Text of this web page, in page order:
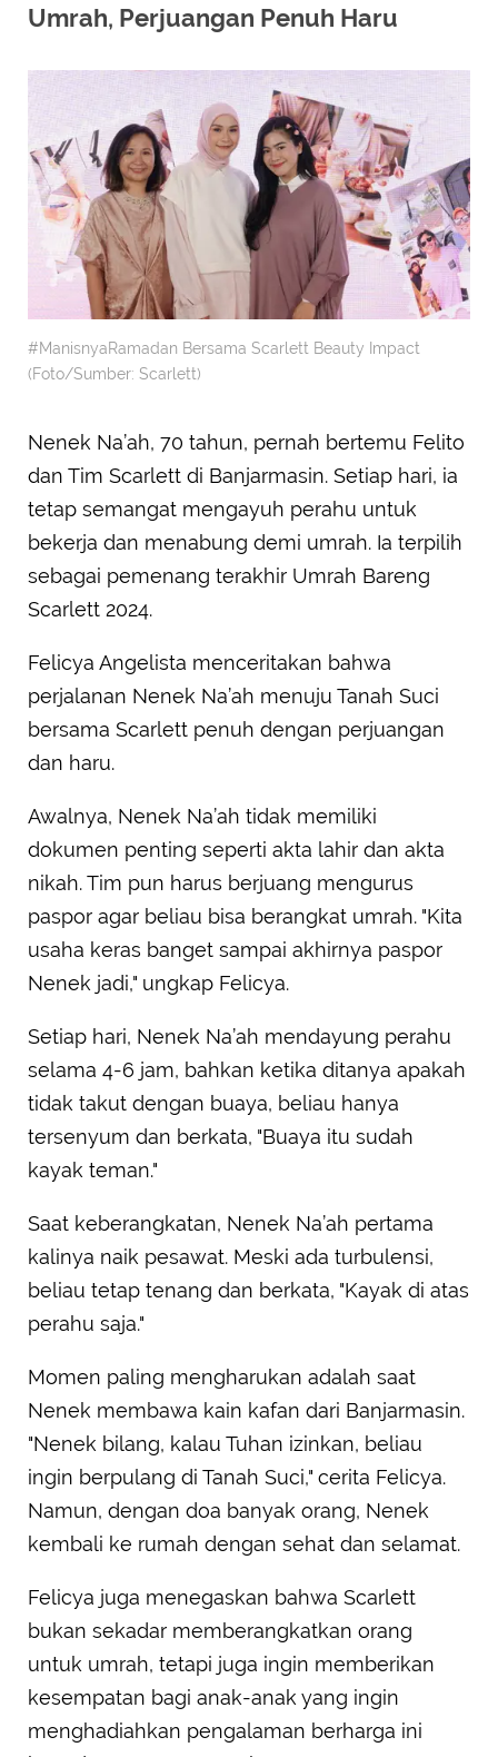
Umrah, Perjuangan Penuh Haru
#ManisnyaRamadan Bersama Scarlett Beauty Impact
(Foto/Sumber: Scarlett)
Nenek Na’ah, 70 tahun, pernah bertemu Felito
dan Tim Scarlett di Banjarmasin. Setiap hari, ia
tetap semangat mengayuh perahu untuk
bekerja dan menabung demi umrah. Ia terpilih
sebagai pemenang terakhir Umrah Bareng
Scarlett 2024.
Felicya Angelista menceritakan bahwa
perjalanan Nenek Na’ah menuju Tanah Suci
bersama Scarlett penuh dengan perjuangan
dan haru.
Awalnya, Nenek Na’ah tidak memiliki
dokumen penting seperti akta lahir dan akta
nikah. Tim pun harus berjuang mengurus
paspor agar beliau bisa berangkat umrah. "Kita
usaha keras banget sampai akhirnya paspor
Nenek jadi," ungkap Felicya.
Setiap hari, Nenek Na’ah mendayung perahu
selama 4-6 jam, bahkan ketika ditanya apakah
tidak takut dengan buaya, beliau hanya
tersenyum dan berkata, "Buaya itu sudah
kayak teman."
Saat keberangkatan, Nenek Na’ah pertama
kalinya naik pesawat. Meski ada turbulensi,
beliau tetap tenang dan berkata, "Kayak di atas
perahu saja."
Momen paling mengharukan adalah saat
Nenek membawa kain kafan dari Banjarmasin.
"Nenek bilang, kalau Tuhan izinkan, beliau
ingin berpulang di Tanah Suci," cerita Felicya.
Namun, dengan doa banyak orang, Nenek
kembali ke rumah dengan sehat dan selamat.
Felicya juga menegaskan bahwa Scarlett
bukan sekadar memberangkatkan orang
untuk umrah, tetapi juga ingin memberikan
kesempatan bagi anak-anak yang ingin
menghadiahkan pengalaman berharga ini